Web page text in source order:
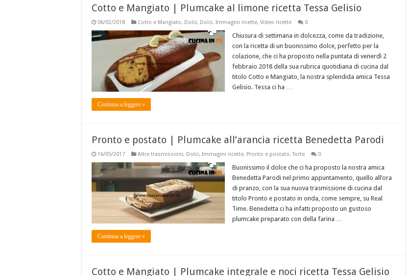
Cotto e Mangiato | Plumcake al limone ricetta Tessa Gelisio
06/02/2018 Cotto e Mangiato, Dolci, Dolci, Immagini ricette, Video ricette 0
Chiusura di settimana in dolcezza, come da tradizione,
con la ricetta di un buonissimo dolce, perfetto per la
colazione, che ci ha proposto nella puntata di venerdì 2
febbraio 2018 della sua rubrica quotidiana di cucina dal
titolo Cotto e Mangiato, la nostra splendida amica Tessa
Gelisio. Tessa ci ha …
Continua a leggere »
Pronto e postato | Plumcake all’arancia ricetta Benedetta Parodi
16/05/2017 Altre trasmissioni, Dolci, Immagini ricette, Pronto e postato,Torte 0
Buonissimo il dolce che ci ha proposto la nostra amica
Benedetta Parodi nel primo appuntamento, quello all’ora
di pranzo, con la sua nuova trasmissione di cucina dal
titolo Pronto e postato in onda, come sempre, su Real
Time. Benedetta ci ha infatti proposto un gustoso
plumcake preparato con della farina …
Continua a leggere »
Cotto e Mangiato | Plumcake integrale e noci ricetta Tessa Gelisio